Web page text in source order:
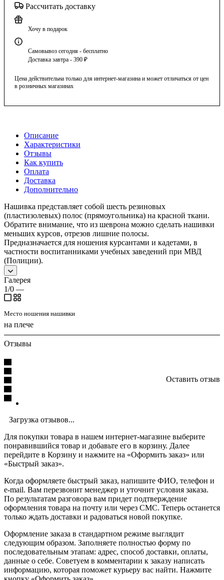
Рассчитать доставку
Хочу в подарок
Самовывоз сегодня - бесплатно
Доставка завтра - 390 ₽
Цена действительна только для интернет-магазина и может отличаться от цен
в розничных магазинах
Описание
Характеристики
Отзывы
Как купить
Оплата
Доставка
Дополнительно
Нашивка представляет собой шесть резиновых
(пластизолевых) полос (прямоугольника) на красной ткани.
Обратите внимание, что из шеврона можно сделать нашивки
меньших курсов, отрезов лишние полосы.
Предназначается для ношения курсантами и кадетами, в
частности воспитанниками учебных заведений при МВД
(Полиции).
Галерея
1/0 —
Место ношения нашивки
на плече
Отзывы
Оставить отзыв
Загрузка отзывов...
Для покупки товара в нашем интернет-магазине выберите
понравившийся товар и добавьте его в корзину. Далее
перейдите в Корзину и нажмите на «Оформить заказ» или
«Быстрый заказ».
Когда оформляете быстрый заказ, напишите ФИО, телефон и
e-mail. Вам перезвонит менеджер и уточнит условия заказа.
По результатам разговора вам придет подтверждение
оформления товара на почту или через СМС. Теперь останется
только ждать доставки и радоваться новой покупке.
Оформление заказа в стандартном режиме выглядит
следующим образом. Заполняете полностью форму по
последовательным этапам: адрес, способ доставки, оплаты,
данные о себе. Советуем в комментарии к заказу написать
информацию, которая поможет курьеру вас найти. Нажмите